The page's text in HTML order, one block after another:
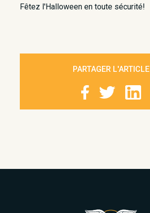
Fêtez l'Halloween en toute sécurité!
PARTAGER L'ARTICLE